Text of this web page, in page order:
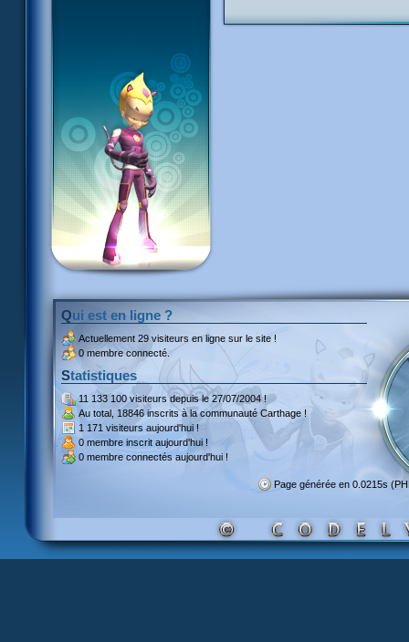
Qui est en ligne ?
Actuellement 29 visiteurs en ligne sur le site !
0 membre connecté.
Statistiques
11 133 100 visiteursdepuis le 27/07/2004 !
Au total, 18846 inscritsà la communauté Carthage !
1 171 visiteurs aujourd'hui !
0 membre inscrit aujourd'hui !
0 membre connectés aujourd'hui !
Page générée en 0.0215s